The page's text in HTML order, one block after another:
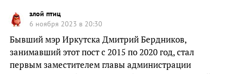
злой птиц
6 ноября 2023 в 20:30
Бывший мэр Иркутска Дмитрий Бердников,
занимавший этот пост с 2015 по 2020 год, стал
первым заместителем главы администрации